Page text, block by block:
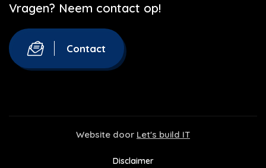
Vragen? Neem contact op!
Contact
Website door Let's build IT
Disclaimer